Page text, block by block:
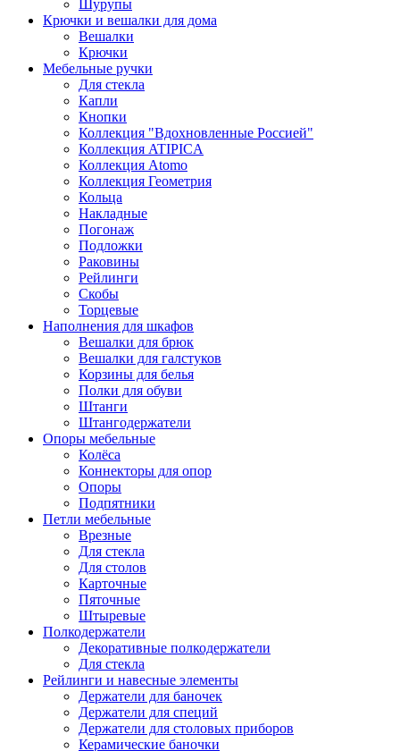
Шурупы
Крючки и вешалки для дома
Вешалки
Крючки
Мебельные ручки
Для стекла
Капли
Кнопки
Коллекция "Вдохновленные Россией"
Коллекция ATIPICA
Коллекция Atomo
Коллекция Геометрия
Кольца
Накладные
Погонаж
Подложки
Раковины
Рейлинги
Скобы
Торцевые
Наполнения для шкафов
Вешалки для брюк
Вешалки для галстуков
Корзины для белья
Полки для обуви
Штанги
Штангодержатели
Опоры мебельные
Колёса
Коннекторы для опор
Опоры
Подпятники
Петли мебельные
Врезные
Для стекла
Для столов
Карточные
Пяточные
Штыревые
Полкодержатели
Декоративные полкодержатели
Для стекла
Рейлинги и навесные элементы
Держатели для баночек
Держатели для специй
Держатели для столовых приборов
Керамические баночки